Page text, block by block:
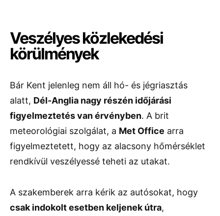
Veszélyes közlekedési
körülmények
Bár Kent jelenleg nem áll hó- és jégriasztás
alatt, Dél-Anglia nagy részén időjárási
figyelmeztetés van érvényben. A brit
meteorológiai szolgálat, a Met Office arra
figyelmeztetett, hogy az alacsony hőmérséklet
rendkívül veszélyessé teheti az utakat.
A szakemberek arra kérik az autósokat, hogy
csak indokolt esetben keljenek útra,